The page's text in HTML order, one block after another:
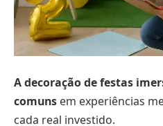
A decoração de festas
comuns em experiências
cada real investido.